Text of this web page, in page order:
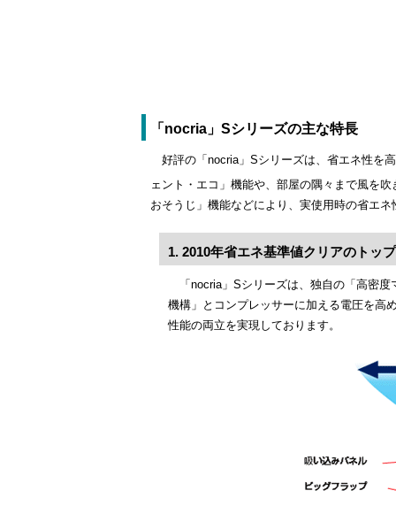
「nocria」Sシリーズの主な特長
好評の「nocria」Sシリーズは、省エネ性を
ェント・エコ」機能や、部屋の隅々まで風を
おそうじ」機能などにより、実使用時の省エ
1. 2010年省エネ基準値クリアのトッ
「nocria」Sシリーズは、独自の「高密
機構」とコンプレッサーに加える電圧を高
性能の両立を実現しております。